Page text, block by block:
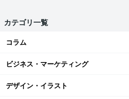
カテゴリ一覧
コラム
ビジネス・マーケティング
デザイン・イラスト